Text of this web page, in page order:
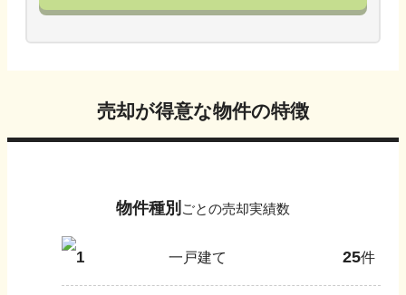
売却が得意な物件の特徴
物件種別 ごとの売却実績数
1 一戸建て 25件